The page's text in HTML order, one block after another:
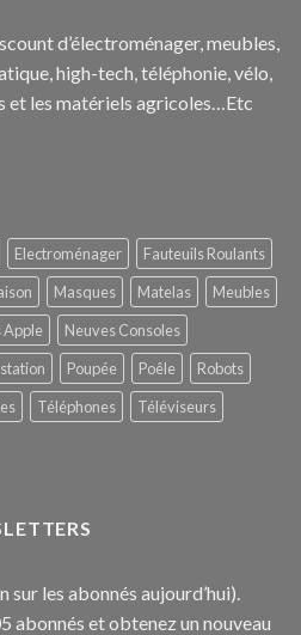
d’électroménager, meubles,
high-tech, téléphonie, vélo,
et les matériels agricoles…Etc
Electroménager
Fauteuils Roulants
Masques Matelas
Meubles
Apple
Neuves Consoles
Poupée Poêle
Robots
Téléphones
Téléviseurs
les abonnés aujourd’hui).
abonnés et obtenez un nouveau